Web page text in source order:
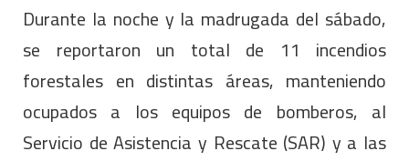
Durante la noche y la madrugada del sábado,
se reportaron un total de 11 incendios
forestales en distintas áreas, manteniendo
ocupados a los equipos de bomberos, al
Servicio de Asistencia y Rescate (SAR) y a las